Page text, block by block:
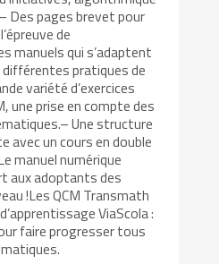
pages brevet pour
de
manuels qui s’adaptent
pratiques de
variété d’exercices
une prise en compte des
Une structure
avec un cours en double
manuel numérique
aux adoptants des
!Les QCM Transmath
ViaScola :
faire progresser tous